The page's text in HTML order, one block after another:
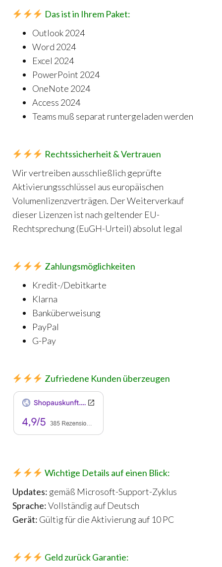
Das ist in Ihrem Paket:
Outlook 2024
Word 2024
Excel 2024
PowerPoint 2024
OneNote 2024
Access 2024
Teams muß separat runtergeladen werden
Rechtssicherheit & Vertrauen
Wir vertreiben ausschließlich geprüfte
Aktivierungsschlüssel aus europäischen
Volumenlizenzverträgen. Der Weiterverkauf
dieser Lizenzen ist nach geltender EU-
Rechtsprechung (EuGH-Urteil) absolut legal
Zahlungsmöglichkeiten
Kredit-/Debitkarte
Klarna
Banküberweisung
PayPal
G-Pay
Zufriedene Kunden überzeugen
Wichtige Details auf einen Blick:
Updates: gemäß Microsoft-Support-Zyklus
Sprache:Vollständig auf Deutsch
Gerät: Gültig für die Aktivierung auf 10 PC
Geld zurück Garantie: